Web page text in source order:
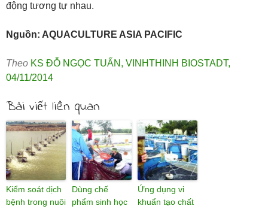
động tương tự nhau.
Nguồn: AQUACULTURE ASIA PACIFIC
Theo KS ĐỖ NGỌC TUẤN , VINHTHINH BIOSTADT,
04/11/2014
Bài viết liên quan
Kiểm soát dịch
bệnh trong nuôi
Dùng chế
phẩm sinh học
Ứng dụng vi
khuẩn tạo chất